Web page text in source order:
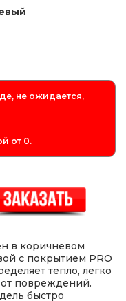
не ожидается,
от 0.
в коричневом
с покрытием PRO
тепло, легко
повреждений.
быстро